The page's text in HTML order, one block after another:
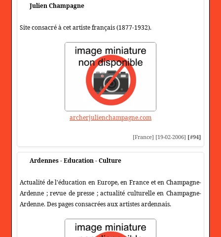
Julien Champagne
Site consacré à cet artiste français (1877-1932).
archerjulienchampagne.com
[France] [19-02-2006] [#94]
Ardennes - Education - Culture
Actualité de l'éducation en Europe, en France et en Champagne-
Ardenne ; revue de presse ; actualité culturelle en Champagne-
Ardenne. Des pages consacrées aux artistes ardennais.